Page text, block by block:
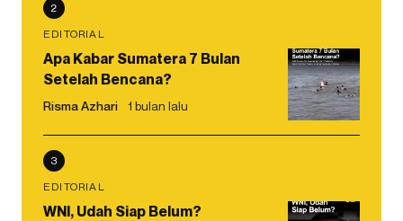
2
EDITORIAL
Apa Kabar Sumatera 7 Bulan
Setelah Bencana?
Risma Azhari 1 bulan lalu
3
EDITORIAL
WNI, Udah Siap Belum?